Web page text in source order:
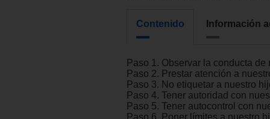
Contenido Información
Paso 1. Observar la conducta de
Paso 2. Prestar atención a
Paso 3. No etiquetar a nuestro
Paso 4. Tener autoridad con
Paso 5. Tener autocontrol con